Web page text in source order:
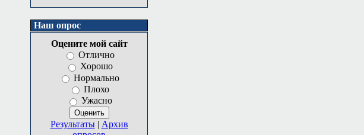
Наш опрос
Оцените мой сайт
Отлично
Хорошо
Нормально
Плохо
Ужасно
Результаты| Архив